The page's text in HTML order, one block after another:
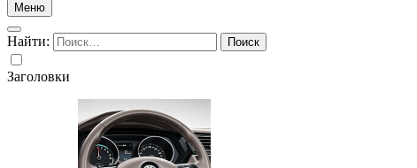
Меню
Найти:
Заголовки